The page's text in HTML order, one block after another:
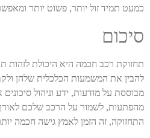
כמעט תמיד זול יותר, פשוט יותר
סיכום
תחזוקת רכב חכמה היא היכולת לזהות
להבין את המשמעות הכלכלית שלהן
מבוססת על מודעות, ידע וניהול
מהפתעות, לשמור על הרכב שלכם לאורך
התחזוקה, זה הזמן לאמץ גישה חכמה